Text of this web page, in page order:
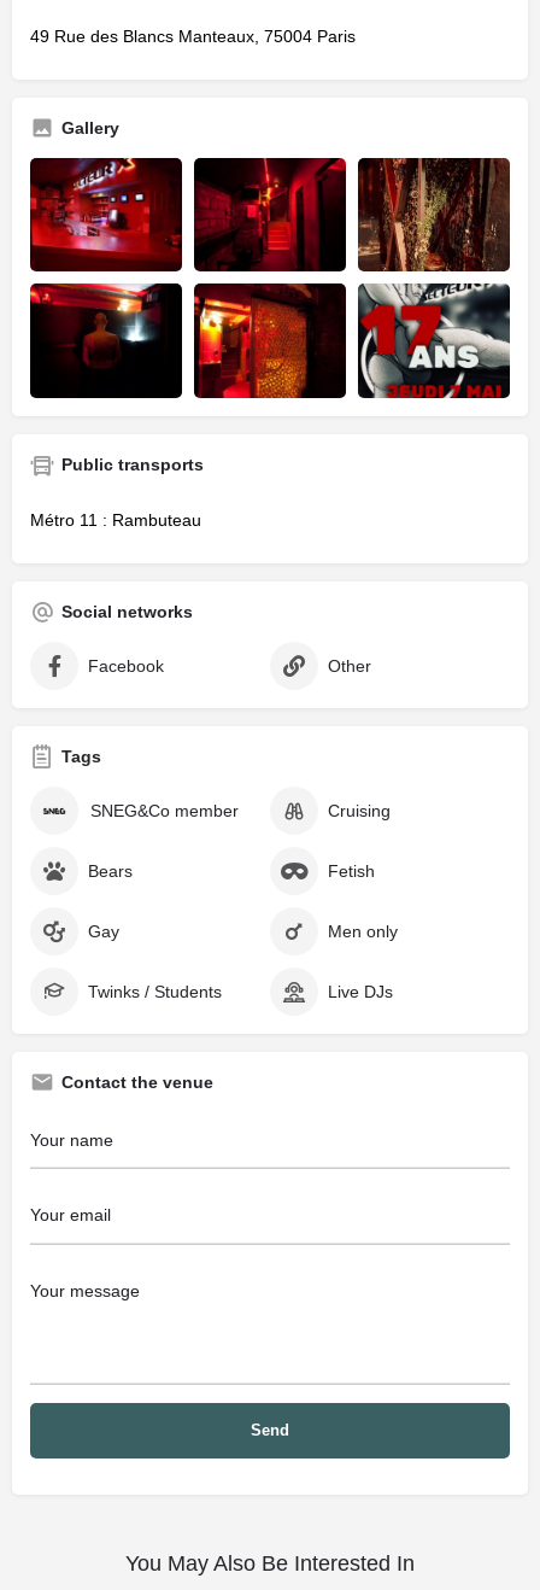
49 Rue des Blancs Manteaux, 75004 Paris
Gallery
Public transports
Métro 11 : Rambuteau
Social networks
Facebook Other
Tags
SNEG&Co member Cruising
Bears Fetish
Gay Men only
Twinks / Students Live DJs
Contact the venue
You May Also Be Interested In